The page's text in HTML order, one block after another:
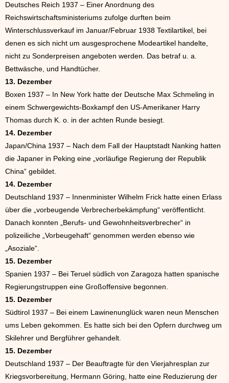
Deutsches Reich 1937 – Einer Anordnung des
Reichswirtschaftsministeriums zufolge durften beim
Winterschlussverkauf im Januar/Februar 1938 Textilartikel, bei
denen es sich nicht um ausgesprochene Modeartikel handelte,
nicht zu Sonderpreisen angeboten werden. Das betraf u. a.
Bettwäsche, und Handtücher.
13. Dezember
Boxen 1937 – In New York hatte der Deutsche Max Schmeling in
einem Schwergewichts-Boxkampf den US-Amerikaner Harry
Thomas durch K. o. in der achten Runde besiegt.
14. Dezember
Japan/China 1937 – Nach dem Fall der Hauptstadt Nanking hatten
die Japaner in Peking eine „vorläufige Regierung der Republik
China“ gebildet.
14. Dezember
Deutschland 1937 – Innenminister Wilhelm Frick hatte einen Erlass
über die „vorbeugende Verbrecherbekämpfung“ veröffentlicht.
Danach konnten „Berufs- und Gewohnheitsverbrecher“ in
polizeiliche „Vorbeugehaft“ genommen werden ebenso wie
„Asoziale“.
15. Dezember
Spanien 1937 – Bei Teruel südlich von Zaragoza hatten spanische
Regierungstruppen eine Großoffensive begonnen.
15. Dezember
Südtirol 1937 – Bei einem Lawinenunglück waren neun Menschen
ums Leben gekommen. Es hatte sich bei den Opfern durchweg um
Skilehrer und Bergführer gehandelt.
15. Dezember
Deutschland 1937 – Der Beauftragte für den Vierjahresplan zur
Kriegsvorbereitung, Hermann Göring, hatte eine Reduzierung der